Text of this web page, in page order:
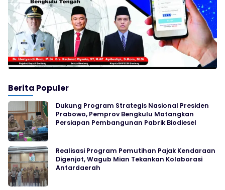
Berita Populer
Dukung Program Strategis Nasional Presiden
Prabowo, Pemprov Bengkulu Matangkan
Persiapan Pembangunan Pabrik Biodiesel
Realisasi Program Pemutihan Pajak Kendaraan
Digenjot, Wagub Mian Tekankan Kolaborasi
Antardaerah